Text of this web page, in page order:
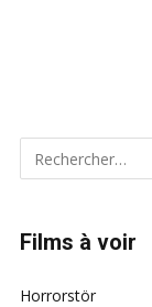
Films à voir
Horrorstör